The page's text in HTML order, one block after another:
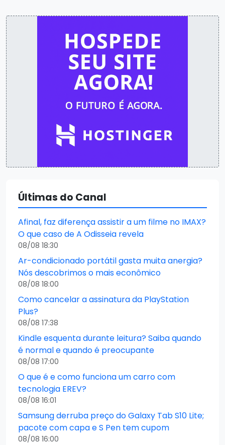
Últimas do Canal
Afinal, faz diferença assistir a um filme no IMAX?
O que caso de A Odisseia revela
08/08 18:30
Ar-condicionado portátil gasta muita anergia?
Nós descobrimos o mais econômico
08/08 18:00
Como cancelar a assinatura da PlayStation
Plus?
08/08 17:38
Kindle esquenta durante leitura? Saiba quando
é normal e quando é preocupante
08/08 17:00
O que é e como funciona um carro com
tecnologia EREV?
08/08 16:01
Samsung derruba preço do Galaxy Tab S10 Lite;
pacote com capa e S Pen tem cupom
08/08 16:00